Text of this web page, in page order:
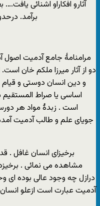
آثارو افکاراو اشنائی
برآمد. درحدود 1300 به فراموشخانه
مرامنامۀ جامع آدمیت
دو از آثار میرزا ملکم خان
و دین انسان دوستی و
اساسی یا صراط
است . زبدۀ مواد هر
جویای علم و طالب آدمیت
برخیزای انسان غافل .
مشاهده می نمائی .
درازل چه وجود عالی بوده ای
آدمیت عبارت است ازعلو